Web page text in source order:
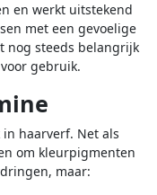
en werkt uitstekend
met een gevoelige
nog steeds belangrijk
gebruik.
haarverf. Net als
om kleurpigmenten
maar: